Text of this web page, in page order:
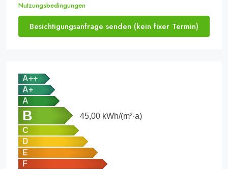
Nutzungsbedingungen
Besichtigungsanfrage senden (kein fixer Termin)
A++
A+
A
B 45,00 kWh/(m²·a)
C
D
E
F